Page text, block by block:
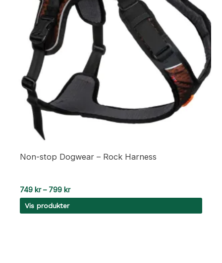
velges
produktsiden
Non-stop Dogwear – Rock Harness
749 kr – 799 krPrisområde:
749 kr
til
799 kr
Vis produkter